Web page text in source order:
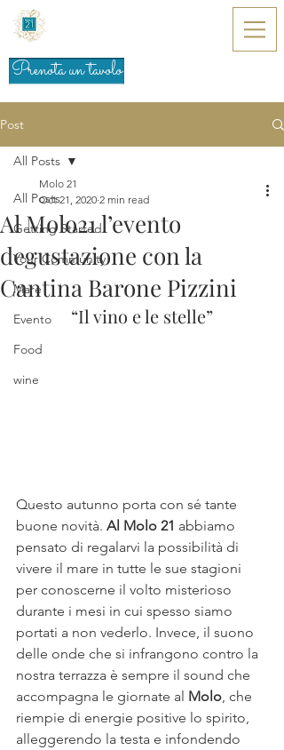
Prenota un tavolo
Post
All Posts
Getting Started
Your Community
Mare
Evento
Food
wine
All Posts
Al Molo21 l’evento
degustazione con la
Cantina Barone Pizzini
Molo 21
Oct 21, 2020 2 min read
“Il vino e le stelle”
Questo autunno porta con sé tante
buone novità. Al Molo 21 abbiamo
pensato di regalarvi la possibilità di
vivere il mare in tutte le sue stagioni
per conoscerne il volto misterioso
durante i mesi in cui spesso siamo
portati a non vederlo. Invece, il suono
delle onde che si infrangono contro la
nostra terrazza è sempre il sound che
accompagna le giornate al Molo , che
riempie di energie positive lo spirito,
alleggerendo la testa e infondendo